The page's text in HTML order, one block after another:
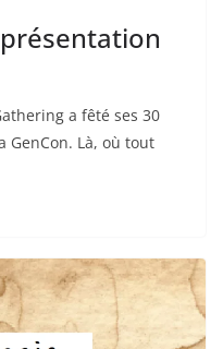
a fêté ses 30
GenCon. Là, où tout